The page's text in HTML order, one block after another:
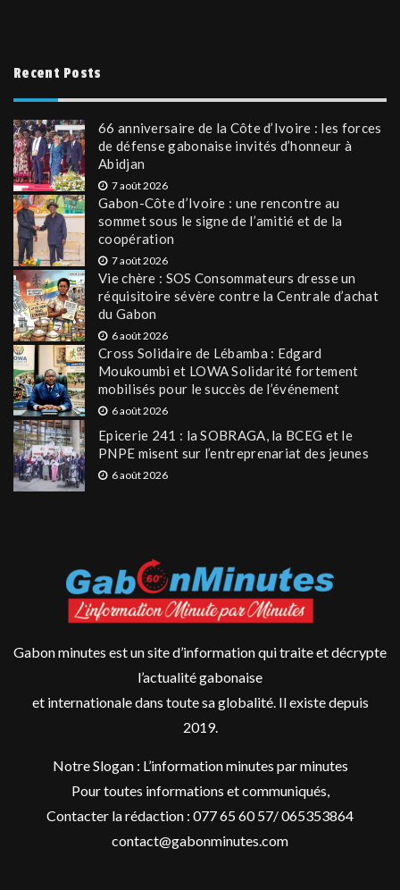
Recent Posts
66 anniversaire de la Côte d’Ivoire : les forces
de défense gabonaise invités d’honneur à
Abidjan
7 août 2026
Gabon-Côte d’Ivoire : une rencontre au
sommet sous le signe de l’amitié et de la
coopération
7 août 2026
Vie chère : SOS Consommateurs dresse un
réquisitoire sévère contre la Centrale d’achat
du Gabon
6 août 2026
Cross Solidaire de Lébamba : Edgard
Moukoumbi et LOWA Solidarité fortement
mobilisés pour le succès de l’événement
6 août 2026
Epicerie 241 : la SOBRAGA, la BCEG et le
PNPE misent sur l’entreprenariat des jeunes
6 août 2026
Gabon minutes est un site d’information qui traite et décrypte
l’actualité gabonaise
et internationale dans toute sa globalité. Il existe depuis
2019.
Notre Slogan : L’information minutes par minutes
Pour toutes informations et communiqués,
Contacter la rédaction : 077 65 60 57/ 065353864
contact@gabonminutes.com